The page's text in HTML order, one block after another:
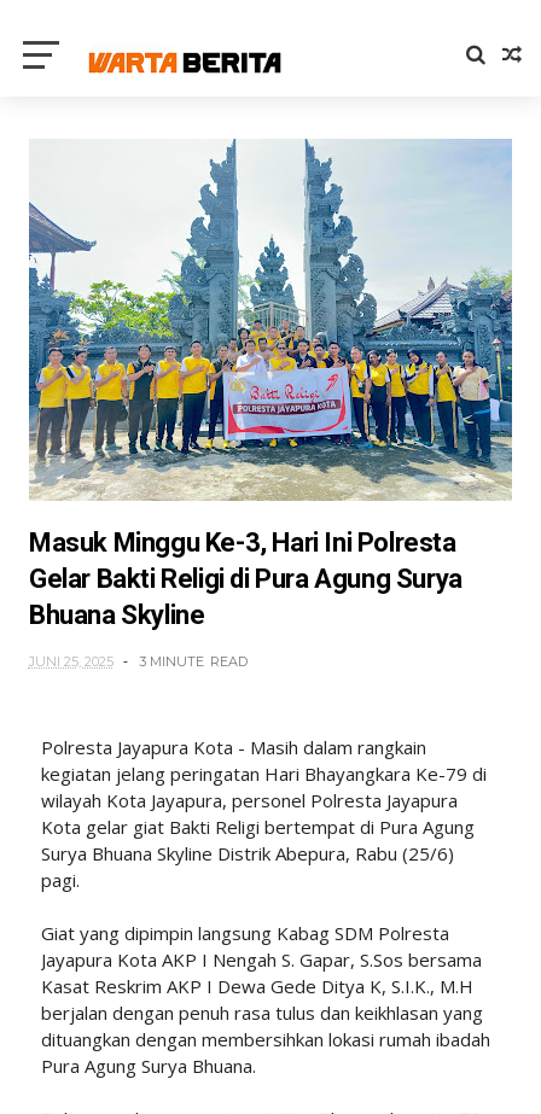
‎Masuk Minggu Ke-3, Hari Ini Polresta
Gelar Bakti Religi di Pura Agung Surya
Bhuana Skyline ‎
JUNI 25, 2025 3 MINUTE READ
Polresta Jayapura Kota - Masih dalam rangkain
kegiatan jelang peringatan Hari Bhayangkara Ke-79 di
wilayah Kota Jayapura, personel Polresta Jayapura
Kota gelar giat Bakti Religi bertempat di Pura Agung
Surya Bhuana Skyline Distrik Abepura, Rabu (25/6)
pagi.
‎Giat yang dipimpin langsung Kabag SDM Polresta
Jayapura Kota AKP I Nengah S. Gapar, S.Sos bersama
Kasat Reskrim AKP I Dewa Gede Ditya K, S.I.K., M.H
berjalan dengan penuh rasa tulus dan keikhlasan yang
dituangkan dengan membersihkan lokasi rumah ibadah
Pura Agung Surya Bhuana.